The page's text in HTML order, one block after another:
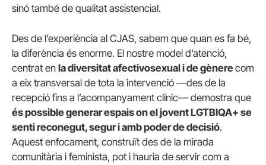
sinó també de qualitat assistencial.
Des de l’experiència al CJAS, sabem que quan es fa bé,
la diferència és enorme. El nostre model d’atenció,
centrat en la diversitat afectivosexual i de gènerecom
a eix transversal de tota la intervenció —des de la
recepció fins a l’acompanyament clínic— demostra que
és possible generar espais on el jovent LGTBIQA+ se
senti reconegut, segur i amb poder de decisió.
Aquest enfocament, construït des de la mirada
comunitària i feminista, pot i hauria de servir com a